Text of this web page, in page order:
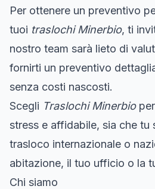
Per ottenere un preventivo
tuoi traslochi Minerbio, ti
nostro team sarà lieto di
fornirti un preventivo
senza costi nascosti.
Scegli Traslochi Minerbioper
stress e affidabile, sia che tu
trasloco internazionale o
abitazione, il tuo ufficio o la
Chi siamo